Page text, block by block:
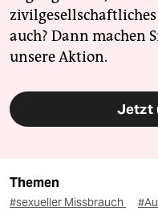
auch? Dann machen
unsere Aktion.
Jetzt
Themen
#sexueller Missbrauch